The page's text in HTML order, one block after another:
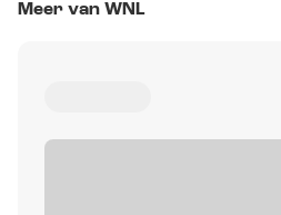
Meer van WNL